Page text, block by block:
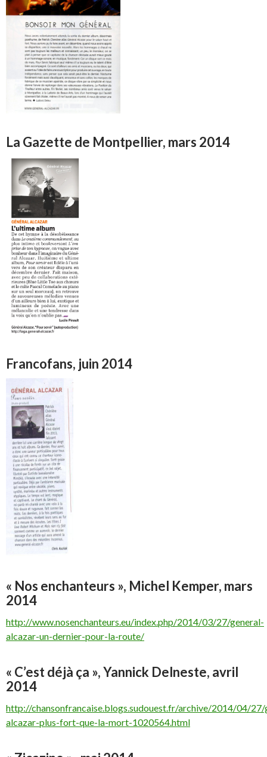
La Gazette de Montpellier, mars 2014
Francofans, juin 2014
« Nos enchanteurs », Michel Kemper, mars
2014
http://www.nosenchanteurs.eu/index.php/2014/03/27/general-
alcazar-un-dernier-pour-la-route/
« C’est déjà ça », Yannick Delneste, avril
2014
http://chansonfrancaise.blogs.sudouest.fr/archive/2014/04/27/
alcazar-plus-fort-que-la-mort-1020564.html